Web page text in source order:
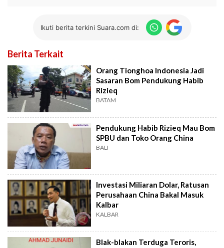
Ikuti berita terkini Suara.com di:
Berita Terkait
Orang Tionghoa Indonesia Jadi
Sasaran Bom Pendukung Habib
Rizieq
BATAM
Pendukung Habib Rizieq Mau Bom
SPBU dan Toko Orang China
BALI
Investasi Miliaran Dolar, Ratusan
Perusahaan China Bakal Masuk
Kalbar
KALBAR
Blak-blakan Terduga Teroris,